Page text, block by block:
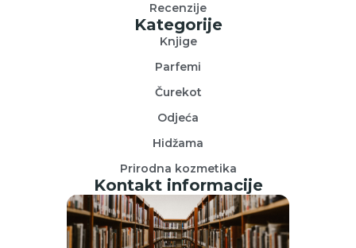
Recenzije
Kategorije
Knjige
Parfemi
Čurekot
Odjeća
Hidžama
Prirodna kozmetika
Kontakt informacije